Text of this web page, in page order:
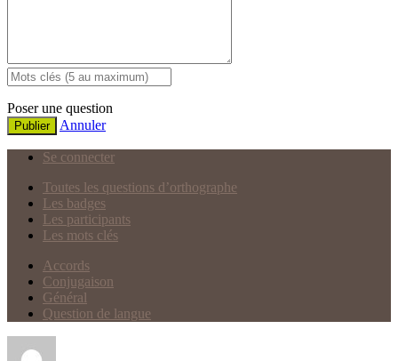
Poser une question
Publier Annuler
Se connecter
Toutes les questions d’orthographe
Les badges
Les participants
Les mots clés
Accords
Conjugaison
Général
Question de langue